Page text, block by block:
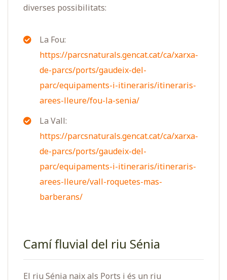
diverses possibilitats:
La Fou:
https://parcsnaturals.gencat.cat/ca/xarxa-
de-parcs/ports/gaudeix-del-
parc/equipaments-i-itineraris/itineraris-
arees-lleure/fou-la-senia/
La Vall:
https://parcsnaturals.gencat.cat/ca/xarxa-
de-parcs/ports/gaudeix-del-
parc/equipaments-i-itineraris/itineraris-
arees-lleure/vall-roquetes-mas-
barberans/
Camí fluvial del riu Sénia
El riu Sénia naix als Ports i és un riu